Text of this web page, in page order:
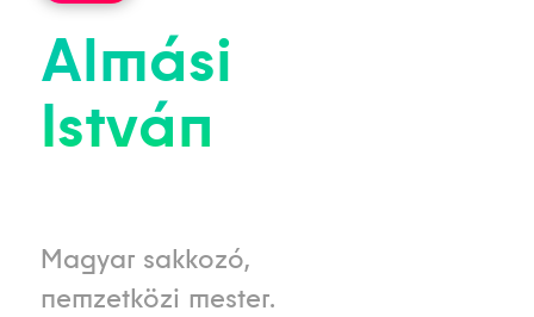
Almási
István
Magyar sakkozó,
nemzetközi mester.